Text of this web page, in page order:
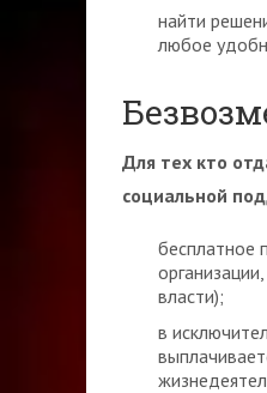
найти
любое
Для тех кто
социальной
бесплатное
власти);
в